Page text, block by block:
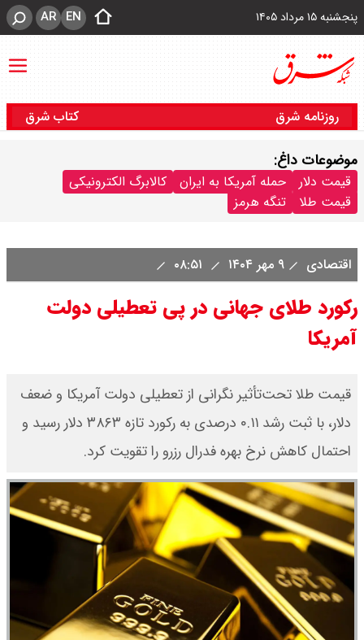
پنجشنبه ۱۵ مرداد ۱۴۰۵ EN
AR
روزنامه شرق کتاب شرق
موضوعات داغ:
قیمت دلار حمله آمریکا به ایران
کالابرگ الکترونیکی
قیمت طلا
تنگه هرمز
اقتصادی ۹ مهر ۱۴۰۴
رکورد طلای جهانی در پی تعطیلی دولت
آمریکا
قیمت طلا تحت‌تأثیر نگرانی از تعطیلی دولت آمریکا و ضعف
دلار، با ثبت رشد ۰.۱۱ درصدی به رکورد تازه ۳۸۶۳ دلار رسید و
احتمال کاهش نرخ بهره فدرال رزرو را تقویت کرد.